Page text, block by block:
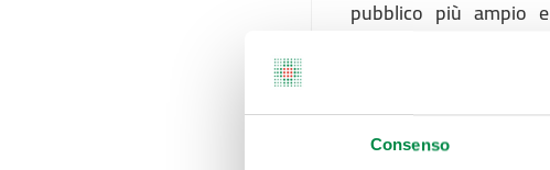
Consenso
pubblico più ampio